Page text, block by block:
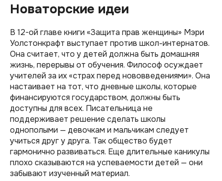
Новаторские идеи
В 12-ой главе книги «Защита прав женщины» Мэри
Уолстонкрафт выступает против школ-интернатов.
Она считает, что у детей должна быть домашняя
жизнь, перерывы от обучения. Философ осуждает
учителей за их «страх перед нововведениями». Она
настаивает на тот, что дневные школы, которые
финансируются государством, должны быть
доступны для всех. Писательница не
поддерживает решение сделать школы
однополыми — девочкам и мальчикам следует
учиться друг у друга. Так общество будет
гармонично развиваться. Еще длительные каникулы
плохо сказываются на успеваемости детей — они
забывают изученный материал.